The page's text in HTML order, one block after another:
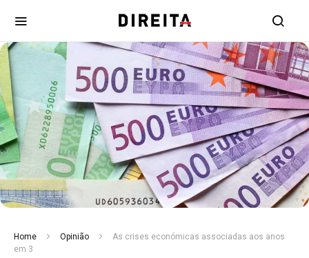
Home Opinião
As crises económicas associadas aos anos
em 3